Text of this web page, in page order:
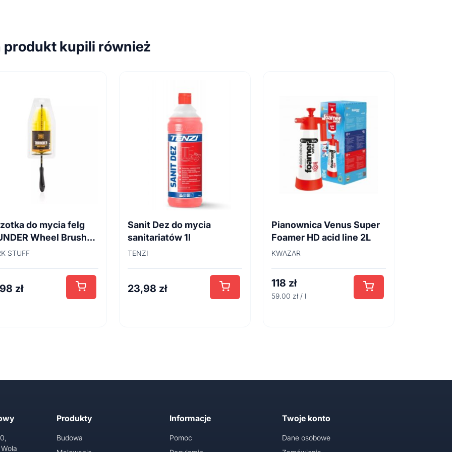
kupili również
do mycia felg
Wheel Brush
STUFF
zł
Sanit Dez do mycia
sanitariatów 1l
TENZI
23,98 zł
Pianownica Venus Super
Foamer HD acid line 2L
KWAZAR
118 zł
59.00 zł / l
Produkty
Budowa
Informacje
Pomoc
Twoje konto
Dane osobowe